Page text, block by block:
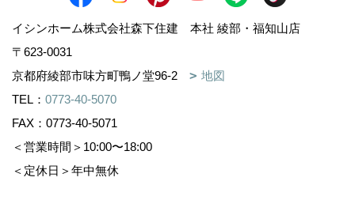
イシンホーム株式会社森下住建 本社 綾部・福知山店
〒623-0031
京都府綾部市味方町鴨ノ堂96-2
地図
TEL： 0773-40-5070
FAX：0773-40-5071
＜営業時間＞10:00〜18:00
＜定休日＞年中無休